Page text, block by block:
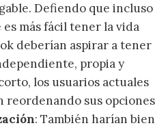
Defiendo que incluso
más fácil tener la vida
deberían aspirar a tener
propia y
los usuarios actuales
reordenando sus opciones
: También harían bien